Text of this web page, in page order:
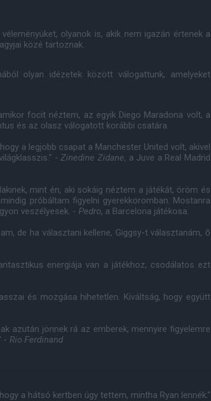
olyanok is, akik nem igazán értenek a
közé tartoznak.
olyan idézetek között válogattunk, amelyeket
focit néztem, az egyik Diego Maradona volt, a
és az olasz válogatott korábbi csatára.
a legjobb csapat a Manchester United volt, akivel
-Zinedine Zidane, a Juve a Real Madrid
mint én, aki sokáig néztem a játékát, öröm és
próbáltam figyelni gyerekkoromban. Mostanra
veszélyesek. - Pedro, a Barcelona játékosa.
de ha választani kellene, Giggsy-t választanám, õ
energiája van a játékhoz, csodálatos ezt
és mozgása hihetetlen. Kiváltság, hogy együtt
azután jönnek rá az emberek, mennyire figyelemre
- Rio Ferdinand
a hátsó kertben úgy tettem, mintha Ryan lennék."